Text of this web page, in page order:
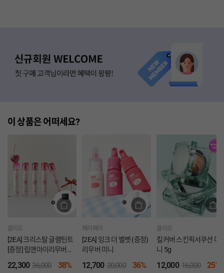
이 상품은 어떠세요?
클리오
[2EA] 크리스탈 글램틴트
[증정] 립앤아이리무버
22,300 36,000 38%
페리페라
[2EA] 잉크 더 벨벳 (증정)
리무버 미니
12,700 20,000 36%
클리오
킬커버 스킨픽서쿠션 미
니 5g
12,000 16,000 25%